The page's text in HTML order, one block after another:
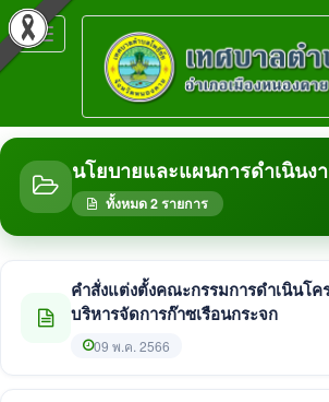
Toggle
navigation
นโยบายและแผนการดำเนินง
ทั้งหมด 2 รายการ
คำสั่งแต่งตั้งคณะกรรมการดำเนินโค
บริหารจัดการก๊าซเรือนกระจก
09 พ.ค. 2566